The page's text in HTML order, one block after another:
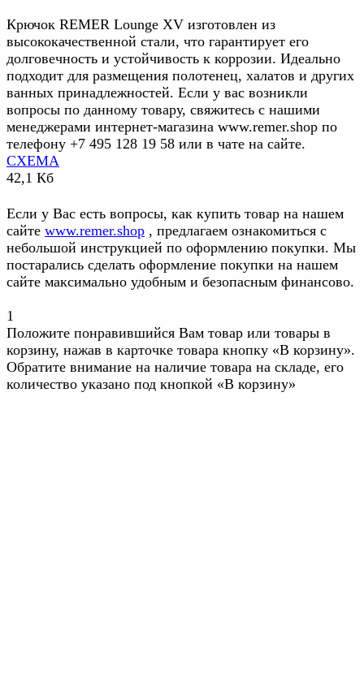
Крючок REMER Lounge XV изготовлен из
высококачественной стали, что гарантирует его
долговечность и устойчивость к коррозии. Идеально
подходит для размещения полотенец, халатов и других
ванных принадлежностей. Если у вас возникли
вопросы по данному товару, свяжитесь с нашими
менеджерами интернет-магазина www.remer.shop по
телефону +7 495 128 19 58 или в чате на сайте.
СХЕМА
42,1 Кб
Если у Вас есть вопросы, как купить товар на нашем
сайте www.remer.shop , предлагаем ознакомиться с
небольшой инструкцией по оформлению покупки. Мы
постарались сделать оформление покупки на нашем
сайте максимально удобным и безопасным финансово.
1
Положите понравившийся Вам товар или товары в
корзину, нажав в карточке товара кнопку «В корзину».
Обратите внимание на наличие товара на складе, его
количество указано под кнопкой «В корзину»